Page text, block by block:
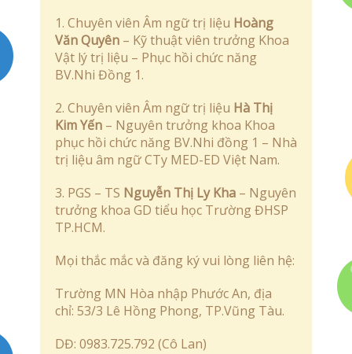
1. Chuyên viên Âm ngữ trị liệu Hoàng
Văn Quyên – Kỹ thuật viên trưởng Khoa
Vật lý trị liệu – Phục hồi chức năng
BV.Nhi Đồng 1.
2. Chuyên viên Âm ngữ trị liệu Hà Thị
Kim Yến – Nguyên trưởng khoa Khoa
phục hồi chức năng BV.Nhi đồng 1 – Nhà
trị liệu âm ngữ CTy MED-ED Việt Nam.
3. PGS – TS Nguyễn Thị Ly Kha – Nguyên
trưởng khoa GD tiểu học Trường ĐHSP
TP.HCM.
Mọi thắc mắc và đăng ký vui lòng liên hệ:
Trường MN Hòa nhập Phước An, địa
chỉ: 53/3 Lê Hồng Phong, TP.Vũng Tàu.
DĐ: 0983.725.792 (Cô Lan)